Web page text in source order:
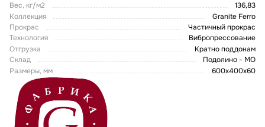
Вес, кг/м2
136,83
Коллекция
Granite Ferro
Прокрас
Частичный прокрас
Технология
Вибропрессование
Отгрузка
Кратно поддонам
Склад
Подолино - МО
Размеры, мм
600x400x60